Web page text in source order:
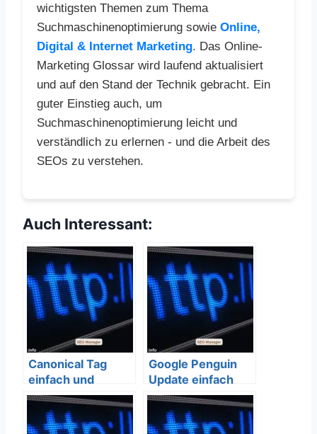
wichtigsten Themen zum Thema
Suchmaschinenoptimierung sowie Online,
Digital & Internet Marketing. Das Online-
Marketing Glossar wird laufend aktualisiert
und auf den Stand der Technik gebracht. Ein
guter Einstieg auch, um
Suchmaschinenoptimierung leicht und
verständlich zu erlernen - und die Arbeit des
SEOs zu verstehen.
Auch Interessant:
Canonical Tag
einfach und
verständlich
erklärt – SEO
Bedeutung
Google Penguin
Update einfach
und verständlich
erklärt – SEO
Bedeutung